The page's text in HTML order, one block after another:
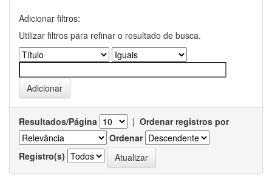
Adicionar filtros:
Utilizar filtros para refinar o resultado de busca.
Resultados/Página | Ordenar registros por
Ordenar
Registro(s)